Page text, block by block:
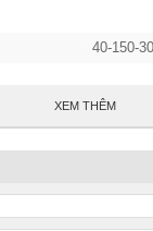
40-150-
XEM THÊM